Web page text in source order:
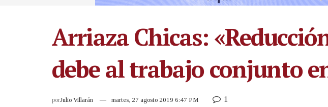
Arriaza Chicas:
debe al trabajo conjunto
porJulio Villarán martes, 27 agosto 2019 6:47 PM 1